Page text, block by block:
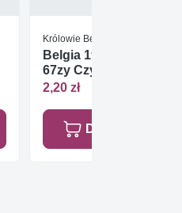
Królowie Belgijscy
Belgia 1971 Mi die
67zy Czyste **
2,20 zł
Dodaj do